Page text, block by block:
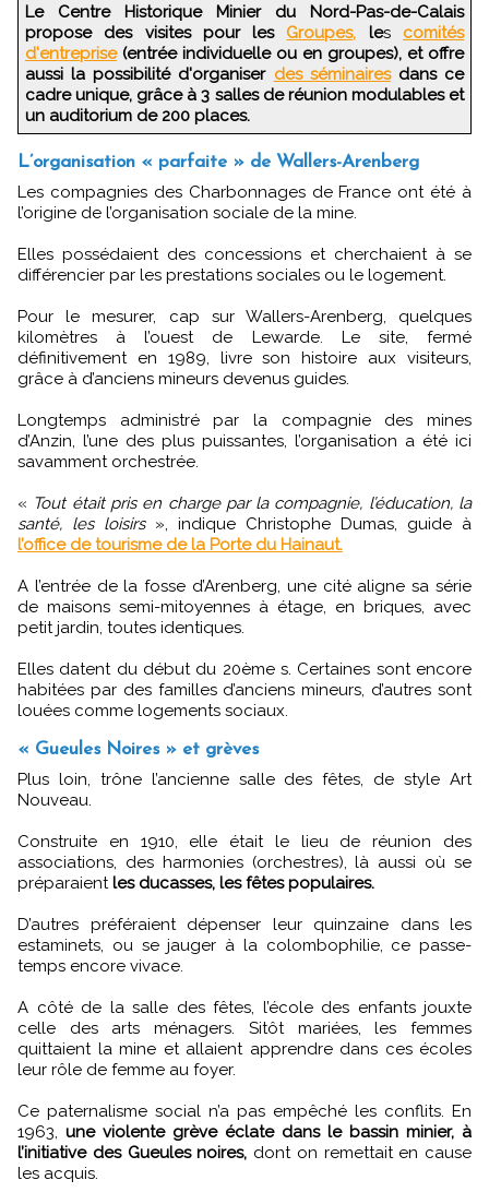
Le Centre Historique Minier du Nord-Pas-de-Calais
propose des visites pour les
Groupes, les comités
d'entreprise (entrée individuelle ou en groupes), et offre
aussi la possibilité d'organiser des séminaires dans ce
cadre unique, grâce à 3 salles de réunion modulables et
un auditorium de 200 places.
L’organisation « parfaite » de Wallers-Arenberg
Les compagnies des Charbonnages de France ont été à
l’origine de l’organisation sociale de la mine.
Elles possédaient des concessions et cherchaient à se
différencier par les prestations sociales ou le logement.
Pour le mesurer, cap sur Wallers-Arenberg, quelques
kilomètres à l’ouest de Lewarde. Le site, fermé
définitivement en 1989, livre son histoire aux visiteurs,
grâce à d’anciens mineurs devenus guides.
Longtemps administré par la compagnie des mines
d’Anzin, l’une des plus puissantes, l’organisation a été ici
savamment orchestrée.
« Tout était pris en charge par la compagnie, l’éducation, la
santé, les loisirs», indique Christophe Dumas, guide à
l’office de tourisme de la Porte du Hainaut.
A l’entrée de la fosse d’Arenberg, une cité aligne sa série
de maisons semi-mitoyennes à étage, en briques, avec
petit jardin, toutes identiques.
Elles datent du début du 20ème s. Certaines sont encore
habitées par des familles d’anciens mineurs, d’autres sont
louées comme logements sociaux.
« Gueules Noires » et grèves
Plus loin, trône l’ancienne salle des fêtes, de style Art
Nouveau.
Construite en 1910, elle était le lieu de réunion des
associations, des harmonies (orchestres), là aussi où se
préparaientles ducasses, les fêtes populaires.
D’autres préféraient dépenser leur quinzaine dans les
estaminets, ou se jauger à la colombophilie, ce passe-
temps encore vivace.
A côté de la salle des fêtes, l’école des enfants jouxte
celle des arts ménagers. Sitôt mariées, les femmes
quittaient la mine et allaient apprendre dans ces écoles
leur rôle de femme au foyer.
Ce paternalisme social n’a pas empêché les conflits. En
1963, une violente grève éclate dans le bassin minier, à
l’initiative des Gueules noires, dont on remettait en cause
les acquis.